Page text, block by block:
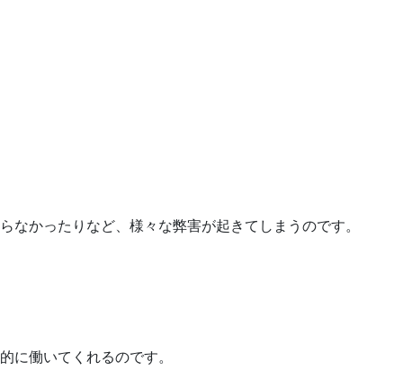
かったりなど、様々な弊害が起きてしまうのです。
に働いてくれるのです。